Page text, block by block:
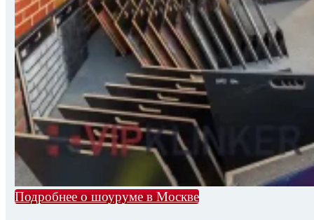
Подробнее о шоуруме в Москве